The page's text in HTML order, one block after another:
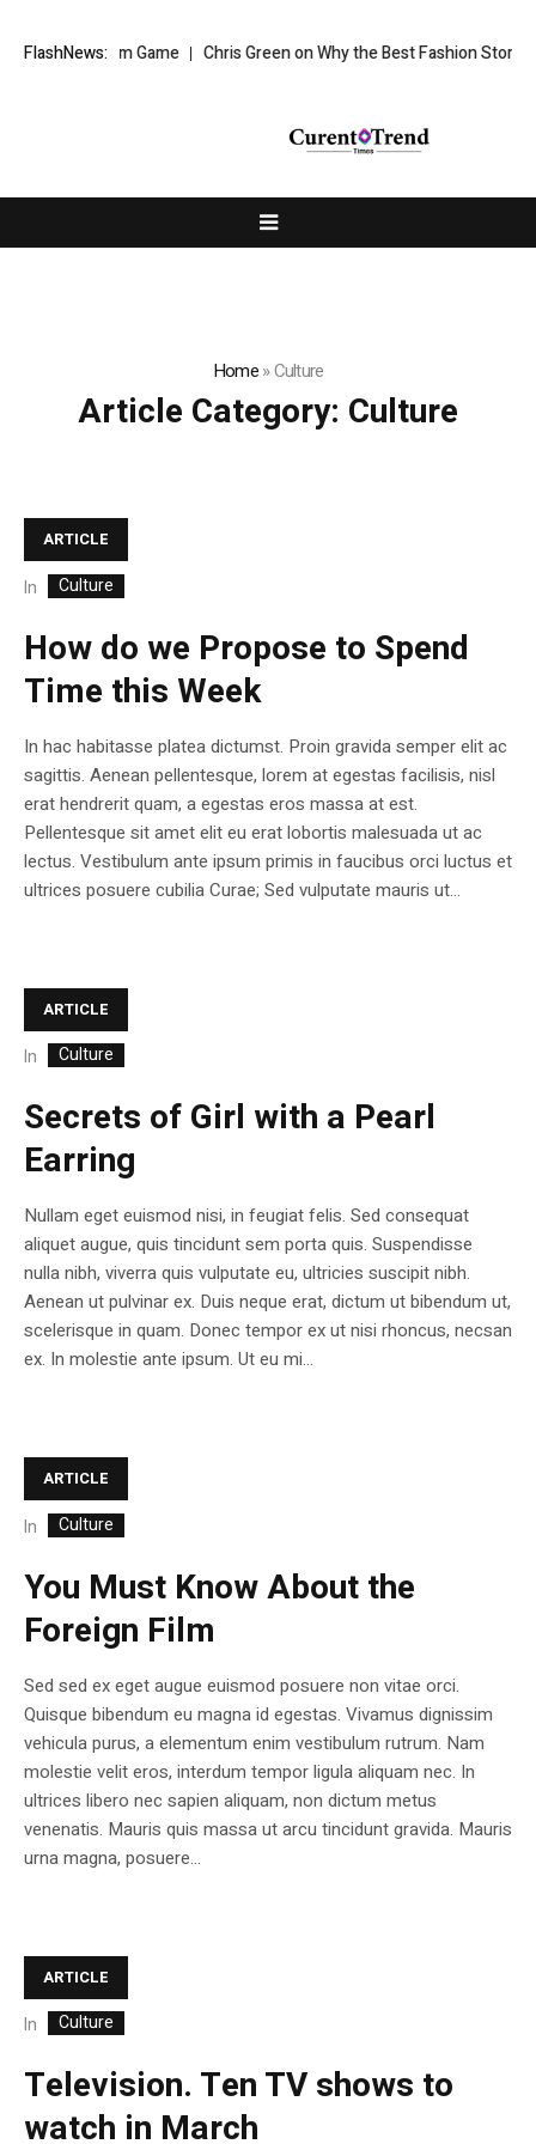
FlashNews:
Zero Sum Game Chris Green on Why the Best Fashion Stores
Home»Culture
Article Category: Culture
ARTICLE
In Culture
How do we Propose to Spend
Time this Week
In hac habitasse platea dictumst. Proin gravida semper elit ac
sagittis. Aenean pellentesque, lorem at egestas facilisis, nisl
erat hendrerit quam, a egestas eros massa at est.
Pellentesque sit amet elit eu erat lobortis malesuada ut ac
lectus. Vestibulum ante ipsum primis in faucibus orci luctus et
ultrices posuere cubilia Curae; Sed vulputate mauris ut...
ARTICLE
In Culture
Secrets of Girl with a Pearl
Earring
Nullam eget euismod nisi, in feugiat felis. Sed consequat
aliquet augue, quis tincidunt sem porta quis. Suspendisse
nulla nibh, viverra quis vulputate eu, ultricies suscipit nibh.
Aenean ut pulvinar ex. Duis neque erat, dictum ut bibendum ut,
scelerisque in quam. Donec tempor ex ut nisi rhoncus, necsan
ex. In molestie ante ipsum. Ut eu mi...
ARTICLE
In Culture
You Must Know About the
Foreign Film
Sed sed ex eget augue euismod posuere non vitae orci.
Quisque bibendum eu magna id egestas. Vivamus dignissim
vehicula purus, a elementum enim vestibulum rutrum. Nam
molestie velit eros, interdum tempor ligula aliquam nec. In
ultrices libero nec sapien aliquam, non dictum metus
venenatis. Mauris quis massa ut arcu tincidunt gravida. Mauris
urna magna, posuere...
ARTICLE
In Culture
Television. Ten TV shows to
watch in March